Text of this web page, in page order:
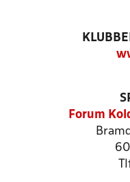
Forum